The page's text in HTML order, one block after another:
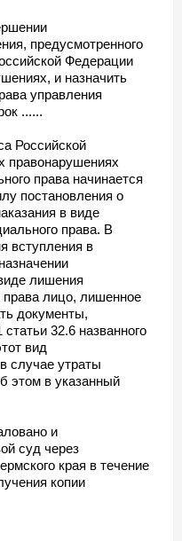
предусмотренного
Федерации
и назначить
управления
......
Российской
правонарушениях
права начинается
постановления о
в виде
права. В
вступления в
лишения
права лицо, лишенное
документы,
32.6 названного
вид
случае утраты
этом в указанный
и
суд через
края в течение
копии